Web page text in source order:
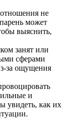
не
может
выяснить,
занят или
сферами
за ощущения
и
увидеть, как их